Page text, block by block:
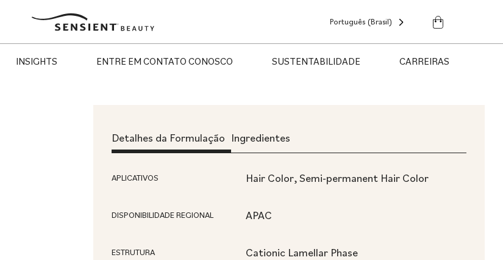
Sensient
Português (Brasil)
INSIGHTS ENTRE EM CONTATO CONOSCO SUSTENTABILIDADE CARREIRAS
Detalhes da Formulação Ingredientes
APLICATIVOS Hair Color, Semi-permanent Hair Color
DISPONIBILIDADE REGIONAL APAC
ESTRUTURA Cationic Lamellar Phase